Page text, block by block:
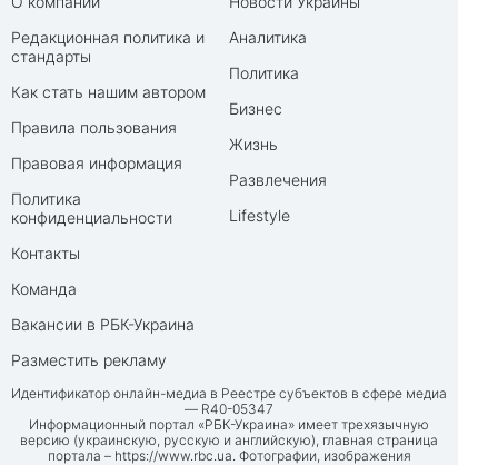
Редакционная политика и
стандарты
Как стать нашим автором
Правила пользования
Правовая информация
Политика
конфиденциальности
Контакты
Команда
Вакансии в РБК-Украина
Разместить рекламу
Аналитика
Политика
Бизнес
Жизнь
Развлечения
Lifestyle
Идентификатор онлайн-медиа в Реестре субъектов в сфере медиа
— R40-05347
Информационный портал «РБК-Украина» имеет трехязычную
версию (украинскую, русскую и английскую), главная страница
портала – https://www.rbc.ua . Фотографии, изображения